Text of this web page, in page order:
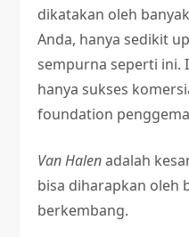
dikatakan oleh
Anda, hanya sedikit
sempurna seperti ini.
hanya sukses
foundation
Van Halenadalah
bisa diharapkan oleh
berkembang.